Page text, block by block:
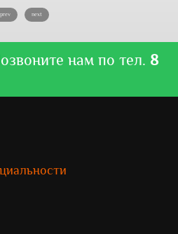
prev next
нам по тел. 8